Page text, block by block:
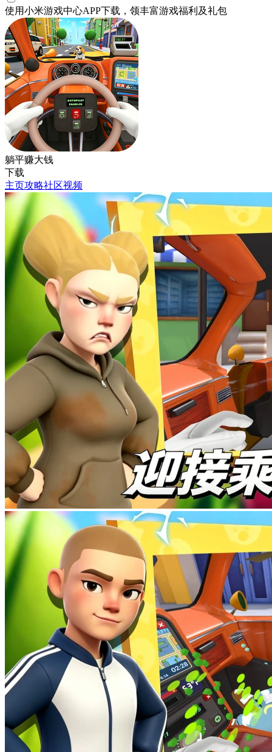
使用小米游戏中心APP下载 ，领丰富游戏福利 及礼包
躺平赚大钱
下载
主页攻略社区视频